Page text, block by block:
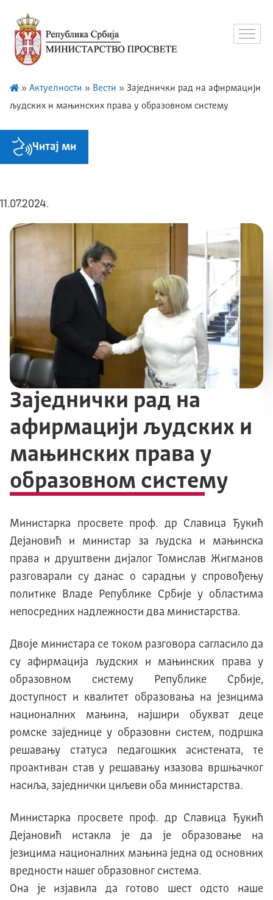
» Актуелности » Вести » Заједнички рад на афирмацији
људских и мањинских права у образовном систему
Читај ми
11.07.2024.
Заједнички рад на
афирмацији људских и
мањинских права у
образовном систему
Mинистарка просвете проф. др Славица Ђукић
Дејановић и министар за људска и мањинска
права и друштвени дијалог Томислав Жигманов
разговарали су данас о сарадњи у спровођењу
политике Владе Републике Србије у областима
непосредних надлежности два министарства.
Двоје министара се током разговора сагласило да
су афирмација људских и мањинских права у
образовном систему Републике Србије,
доступност и квалитет образовања на језицима
националних мањина, најшири обухват деце
ромске заједнице у образовни систем, подршка
решавању статуса педагошких асистената, те
проактиван став у решавању изазова вршњачког
насиља, заједнички циљеви оба министарства.
Министарка просвете проф. др Славица Ђукић
Дејановић истакла је да је образовање на
језицима националних мањина једна од основних
вредности нашег образовног система.
Она је изјавила да готово шест одсто наше